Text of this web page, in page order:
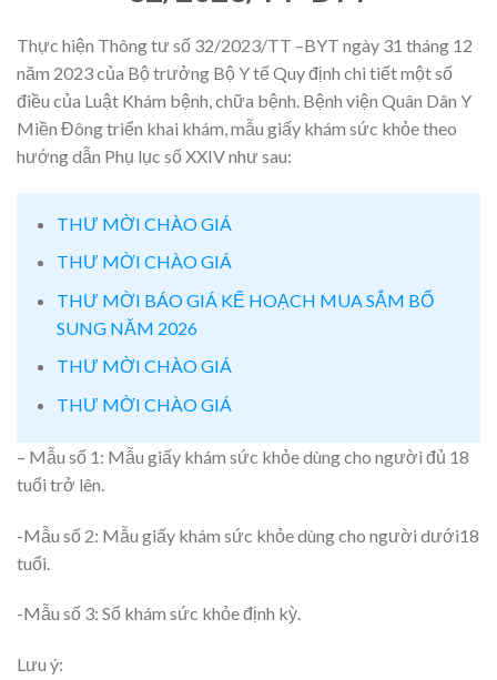
Thực hiện Thông tư số 32/2023/TT –BYT ngày 31 tháng 12
năm 2023 của Bộ trưởng Bộ Y tế Quy định chi tiết một số
điều của Luật Khám bệnh, chữa bệnh. Bệnh viện Quân Dân Y
Miền Đông triển khai khám, mẫu giấy khám sức khỏe theo
hướng dẫn Phụ lục số XXIV như sau:
THƯ MỜI CHÀO GIÁ
THƯ MỜI CHÀO GIÁ
THƯ MỜI BÁO GIÁ KẾ HOẠCH MUA SẮM BỔ
SUNG NĂM 2026
THƯ MỜI CHÀO GIÁ
THƯ MỜI CHÀO GIÁ
– Mẫu số 1: Mẫu giấy khám sức khỏe dùng cho người đủ 18
tuổi trở lên.
-Mẫu số 2: Mẫu giấy khám sức khỏe dùng cho người dưới18
tuổi.
-Mẫu số 3: Sổ khám sức khỏe định kỳ.
Lưu ý: